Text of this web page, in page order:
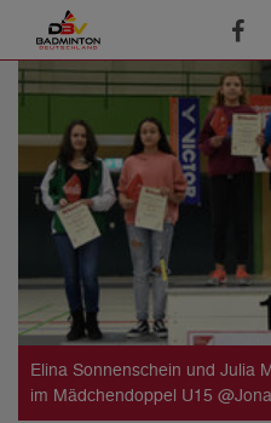
Elina Sonnenschein und Julia
im Mädchendoppel U15